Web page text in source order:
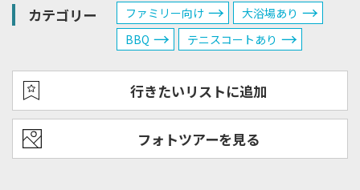
カテゴリー
ファミリー向け
大浴場あり
BBQ
テニスコートあり
行きたいリストに追加
フォトツアーを見る